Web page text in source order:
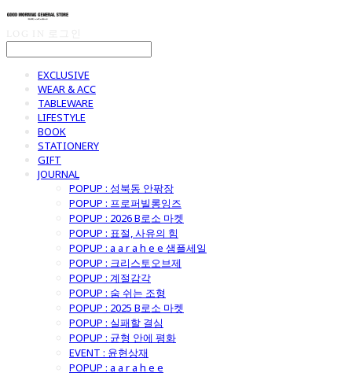
EXCLUSIVE
WEAR & ACC
TABLEWARE
LIFESTYLE
BOOK
STATIONERY
GIFT
JOURNAL
POPUP : 성북동 안팎장
POPUP : 프로퍼빌롱잉즈
POPUP : 2026 B로소 마켓
POPUP : 표절, 사유의 힘
POPUP : a a r a h e e 샘플세일
POPUP : 크리스토오브제
POPUP : 계절감각
POPUP : 숨 쉬는 조형
POPUP : 2025 B로소 마켓
POPUP : 실패할 결심
POPUP : 균형 안에 평화
EVENT : 윤현상재
POPUP : a a r a h e e